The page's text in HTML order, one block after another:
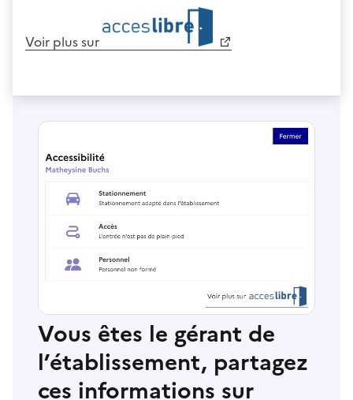
Voir plus sur
Vous êtes le gérant de
l’établissement, partagez
ces informations sur